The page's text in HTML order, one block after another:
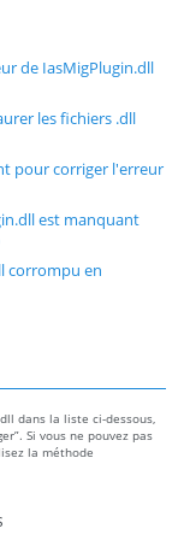
de IasMigPlugin.dll
les fichiers .dll
pour corriger l'erreur
est manquant
corrompu en
dans la liste ci-dessous,
Si vous ne pouvez pas
la méthode